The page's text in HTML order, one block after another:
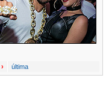
› última